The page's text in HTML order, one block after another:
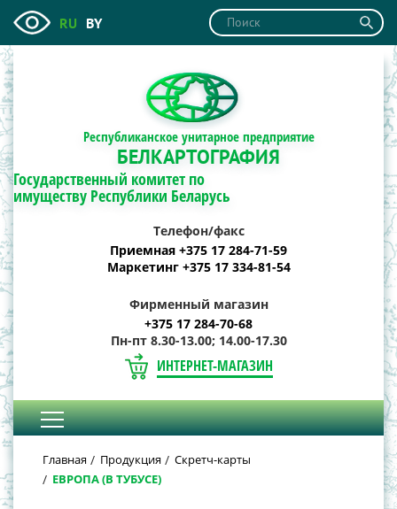
RU BY
Республиканское унитарное предприятие
БЕЛКАРТОГРАФИЯ
Государственный комитет по
имуществу Республики Беларусь
Телефон/факс
Приемная +375 17 284-71-59
Маркетинг +375 17 334-81-54
Фирменный магазин
+375 17 284-70-68
Пн-пт 8.30-13.00; 14.00-17.30
ИНТЕРНЕТ-МАГАЗИН
Главная Продукция
Скретч-карты
ЕВРОПА (В ТУБУСЕ)